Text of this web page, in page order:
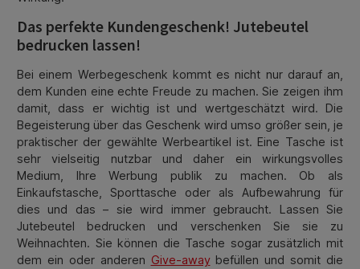
Das perfekte Kundengeschenk! Jutebeutel
bedrucken lassen!
Bei einem Werbegeschenk kommt es nicht nur darauf an,
dem Kunden eine echte Freude zu machen. Sie zeigen ihm
damit, dass er wichtig ist und wertgeschätzt wird. Die
Begeisterung über das Geschenk wird umso größer sein, je
praktischer der gewählte Werbeartikel ist. Eine Tasche ist
sehr vielseitig nutzbar und daher ein wirkungsvolles
Medium, Ihre Werbung publik zu machen. Ob als
Einkaufstasche, Sporttasche oder als Aufbewahrung für
dies und das – sie wird immer gebraucht. Lassen Sie
Jutebeutel bedrucken und verschenken Sie sie zu
Weihnachten. Sie können die Tasche sogar zusätzlich mit
dem ein oder anderen Give-awaybefüllen und somit die